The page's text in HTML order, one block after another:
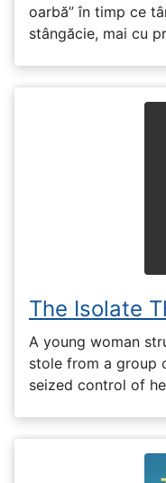
oarbă” în timp ce
stângăcie, mai cu
The Isolate
A young woman
stole from a group
seized control of